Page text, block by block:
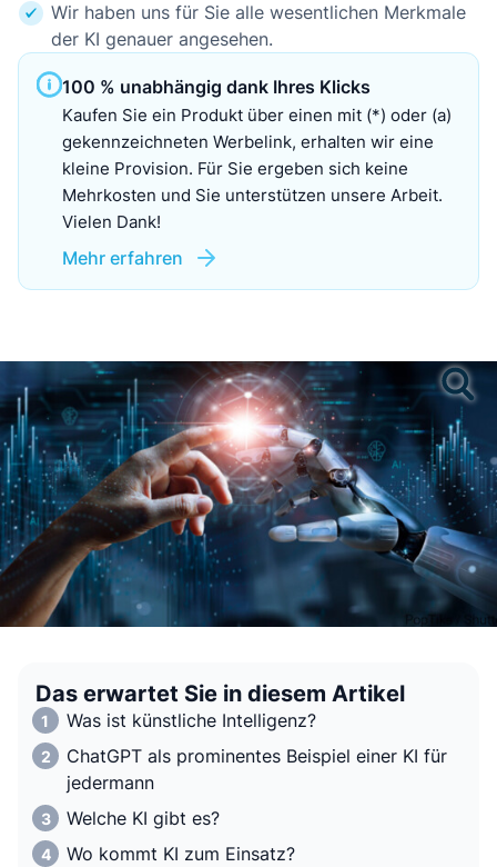
Wir haben uns für Sie alle wesentlichen Merkmale
der KI genauer angesehen.
100 % unabhängig dank Ihres Klicks
Kaufen Sie ein Produkt über einen mit (*) oder (a)
gekennzeichneten Werbelink, erhalten wir eine
kleine Provision. Für Sie ergeben sich keine
Mehrkosten und Sie unterstützen unsere Arbeit.
Vielen Dank!
Mehr erfahren
Das erwartet Sie in diesem Artikel
Was ist künstliche Intelligenz?
ChatGPT als prominentes Beispiel einer KI für
jedermann
Welche KI gibt es?
Wo kommt KI zum Einsatz?